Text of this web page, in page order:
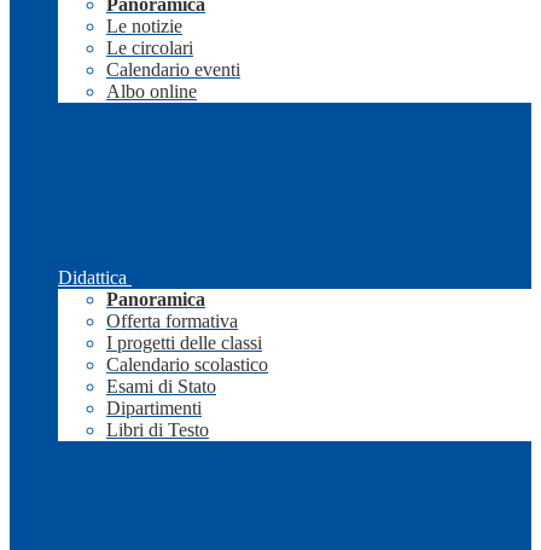
Panoramica
Le notizie
Le circolari
Calendario eventi
Albo online
Didattica
Panoramica
Offerta formativa
I progetti delle classi
Calendario scolastico
Esami di Stato
Dipartimenti
Libri di Testo